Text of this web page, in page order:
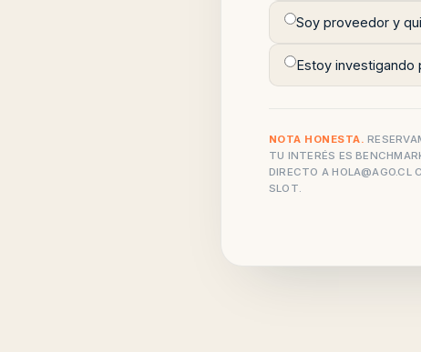
Soy proveedor y
Estoy investigando
NOTA HONESTA.
TU INTERÉS ES
DIRECTO AHOLA@AGO.CL
SLOT.